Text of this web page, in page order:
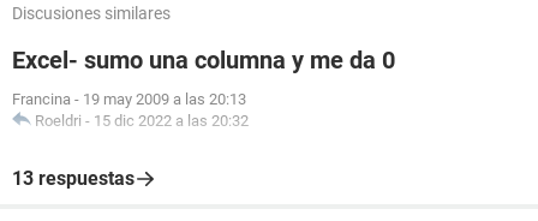
Discusiones similares
Excel- sumo una columna y me da 0
Francina - 19 may 2009 a las 20:13
Roeldri - 15 dic 2022 a las 20:32
13 respuestas